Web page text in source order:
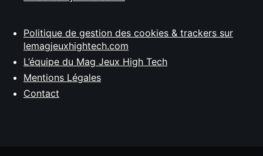
Politique de gestion des cookies & trackers sur
lemagjeuxhightech.com
L’équipe du Mag Jeux High Tech
Mentions Légales
Contact